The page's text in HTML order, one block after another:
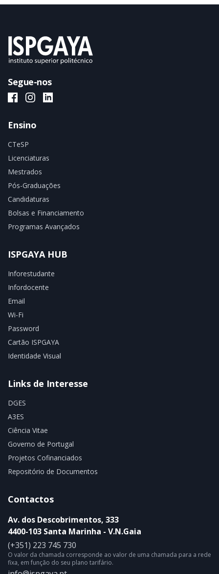
Segue-nos
ISPGAYA Facebook
ISPGAYA Instagram
ISPGAYA LinkedIn
Ensino
CTeSP
Licenciaturas
Mestrados
Pós-Graduações
Candidaturas
Bolsas e Financiamento
Programas Avançados
ISPGAYA HUB
Inforestudante
Infordocente
Email
Wi-Fi
Password
Cartão ISPGAYA
Identidade Visual
Links de Interesse
DGES
A3ES
Ciência Vitae
Governo de Portugal
Projetos Cofinanciados
Repositório de Documentos
Contactos
Av. dos Descobrimentos, 333
4400-103 Santa Marinha - V.N.Gaia
(+351) 223 745 730
O valor da chamada corresponde ao valor de uma chamada para a rede
fixa, em função do seu plano tarifário.